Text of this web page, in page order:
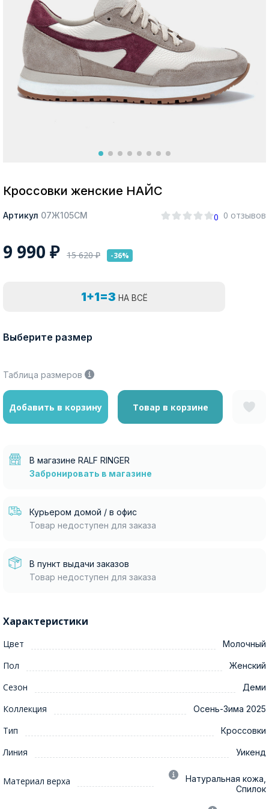
Москва
Кроссовки женские НАЙС
Артикул 07Ж105СМ 0 0 отзывов
9 990 ₽ 15 620₽ -36%
1+1=3 НА ВСЁ
Выберите размер
Таблица размеров
Добавить в корзину Товар в корзине
В магазине RALF RINGER
Забронировать в магазине
Курьером домой / в офис
Товар недоступен для заказа
В пункт выдачи заказов
Товар недоступен для заказа
Характеристики
Цвет Молочный
Пол Женский
Сезон Деми
Коллекция Осень-Зима 2025
Тип Кроссовки
Линия Уикенд
Материал верха
Натуральная кожа,
Спилок